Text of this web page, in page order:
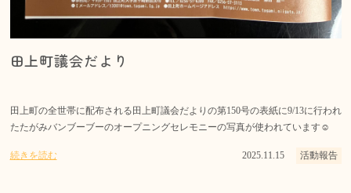
田上町議会だより
田上町の全世帯に配布される田上町議会だよりの第150号の表紙に9/13に行われ
たたがみバンブーブーのオープニングセレモニーの写真が使われています☺️
続きを読む 2025.11.15 活動報告